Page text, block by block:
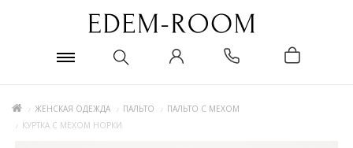
ЖЕНСКАЯ ОДЕЖДА ПАЛЬТО
ПАЛЬТО С МЕХОМ
КУРТКА С МЕХОМ НОРКИ